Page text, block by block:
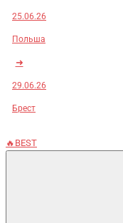
25.06.26
Польша
➜
29.06.26
Брест
🔥BEST